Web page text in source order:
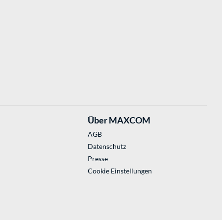
Über MAXCOM
AGB
Datenschutz
Presse
Cookie Einstellungen